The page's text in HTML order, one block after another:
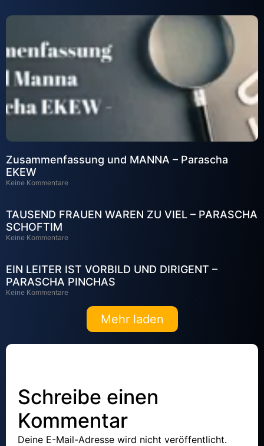
Zusammenfassung und MANNA – Parascha
EKEW
Keine Kommentare
TAUSEND FRAUEN WAREN ZU VIEL – PARASCHA
SCHOFTIM
Keine Kommentare
EIN LEITER IST VORBILD UND DIRIGENT –
PARASCHA PINCHAS
Keine Kommentare
Mehr laden
Schreibe einen
Kommentar
Deine E-Mail-Adresse wird nicht veröffentlicht.